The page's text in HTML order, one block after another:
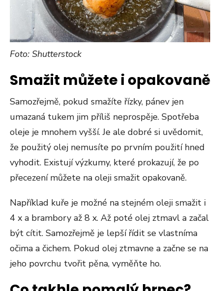
Foto: Shutterstock
Smažit můžete i opakovaně
Samozřejmě, pokud smažíte řízky, pánev jen
umazaná tukem jim příliš neprospěje. Spotřeba
oleje je mnohem vyšší. Je ale dobré si uvědomit,
že použitý olej nemusíte po prvním použití hned
vyhodit. Existují výzkumy, které prokazují, že po
přecezení můžete na oleji smažit opakovaně.
Například kuře je možné na stejném oleji smažit i
4 x a brambory až 8 x. Až poté olej ztmavl a začal
být cítit. Samozřejmě je lepší řídit se vlastníma
očima a čichem. Pokud olej ztmavne a začne se na
jeho povrchu tvořit pěna, vyměňte ho.